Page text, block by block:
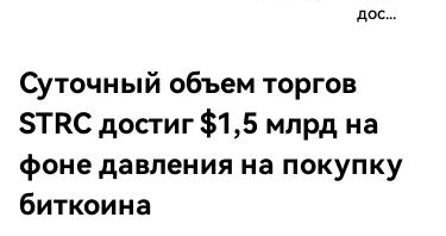
дос...
Суточный объем торгов
STRC достиг $1,5 млрд на
фоне давления на покупку
биткоина